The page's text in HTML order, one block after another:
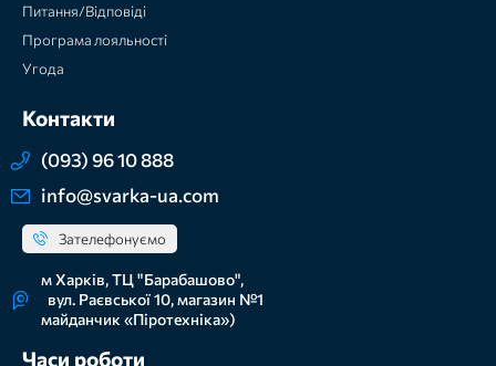
Питання/Відповіді
Програма лояльності
Угода
Контакти
(093) 96 10 888
info@svarka-ua.com
Зателефонуємо
м Харків, ТЦ "Барабашово",
вул. Раєвської 10, магазин №1
майданчик «Піротехніка»)
Часи роботи